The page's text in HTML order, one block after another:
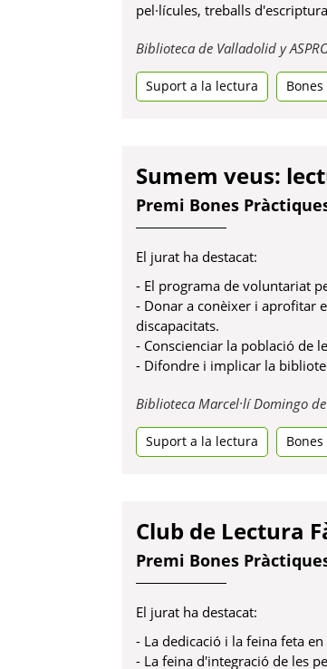
pel·lícules, treballs
Biblioteca de Valladolid y
Suport a la lectura
Sumem veus:
Premi Bones
El jurat ha destacat:
- El programa de voluntariat
- Donar a conèixer i aprofitar
discapacitats.
- Conscienciar la població de
- Difondre i implicar la
Biblioteca Marcel·lí Domingo
Suport a la lectura
Club de Lectura
Premi Bones
El jurat ha destacat:
- La dedicació i la feina feta
- La feina d'integració de les